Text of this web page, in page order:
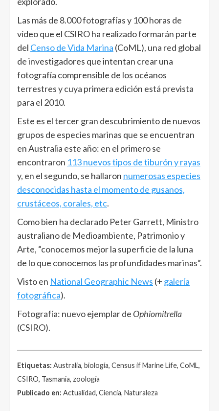
Las más de 8.000 fotografías y 100 horas de
vídeo que el CSIRO ha realizado formarán parte
del Censo de Vida Marina (CoML), una red global
de investigadores que intentan crear una
fotografía comprensible de los océanos
terrestres y cuya primera edición está prevista
para el 2010.
Este es el tercer gran descubrimiento de nuevos
grupos de especies marinas que se encuentran
en Australia este año: en el primero se
encontraron 113 nuevos tipos de tiburón y rayas
y, en el segundo, se hallaron numerosas especies
desconocidas hasta el momento de gusanos,
crustáceos, corales, etc.
Como bien ha declarado Peter Garrett, Ministro
australiano de Medioambiente, Patrimonio y
Arte, “conocemos mejor la superficie de la luna
de lo que conocemos las profundidades marinas”.
Visto en National Geographic News (+ galería
fotográfica).
Fotografía: nuevo ejemplar de Ophiomitrella
(CSIRO).
Etiquetas: Australia, biología, Census if Marine Life, CoML,
CSIRO, Tasmania, zoología
Publicado en: Actualidad, Ciencia, Naturaleza